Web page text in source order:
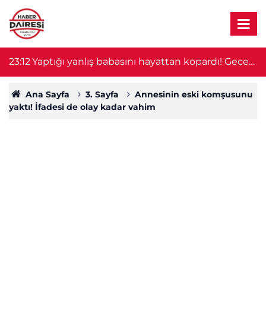
23:12Yaptığı yanlış babasını hayattan kopardı! Gece
nöbeti kabusa döndü
Ana Sayfa 3. Sayfa
Annesinin eski komşusunu
yaktı! İfadesi de olay kadar vahim